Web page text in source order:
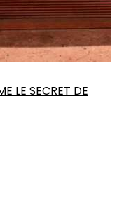
LE SECRET DE